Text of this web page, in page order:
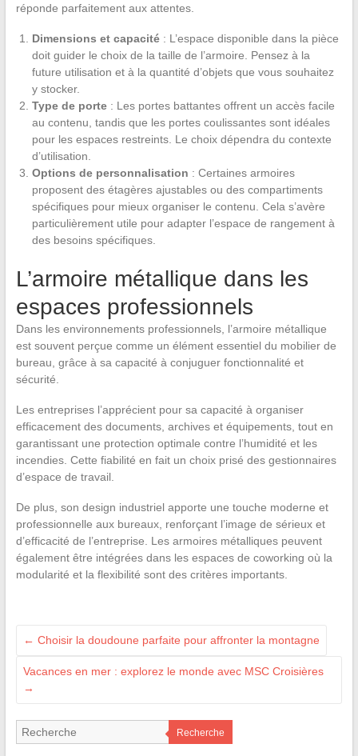
réponde parfaitement aux attentes.
Dimensions et capacité: L’espace disponible dans la pièce
doit guider le choix de la taille de l’armoire. Pensez à la
future utilisation et à la quantité d’objets que vous souhaitez
y stocker.
Type de porte: Les portes battantes offrent un accès facile
au contenu, tandis que les portes coulissantes sont idéales
pour les espaces restreints. Le choix dépendra du contexte
d’utilisation.
Options de personnalisation : Certaines armoires
proposent des étagères ajustables ou des compartiments
spécifiques pour mieux organiser le contenu. Cela s’avère
particulièrement utile pour adapter l’espace de rangement à
des besoins spécifiques.
L’armoire métallique dans les
espaces professionnels
Dans les environnements professionnels, l’armoire métallique
est souvent perçue comme un élément essentiel du mobilier de
bureau, grâce à sa capacité à conjuguer fonctionnalité et
sécurité.
Les entreprises l’apprécient pour sa capacité à organiser
efficacement des documents, archives et équipements, tout en
garantissant une protection optimale contre l’humidité et les
incendies. Cette fiabilité en fait un choix prisé des gestionnaires
d’espace de travail.
De plus, son design industriel apporte une touche moderne et
professionnelle aux bureaux, renforçant l’image de sérieux et
d’efficacité de l’entreprise. Les armoires métalliques peuvent
également être intégrées dans les espaces de coworking où la
modularité et la flexibilité sont des critères importants.
← Choisir la doudoune parfaite pour affronter la montagne
Vacances en mer : explorez le monde avec MSC Croisières
→
Recherche